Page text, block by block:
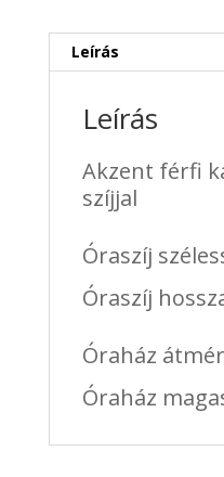
Leírás
Leírás
Akzent férfi
szíjjal
Óraszíj
Óraszíj
Óraház
Óraház